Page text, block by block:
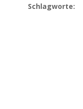
Schlagworte: